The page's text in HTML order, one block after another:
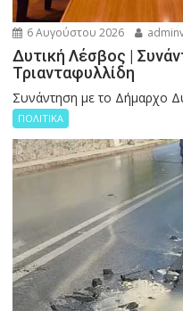
6 Αυγούστου 2026
Δυτική Λέσβος |
Τριανταφυλλίδη
Συνάντηση με το Δήμαρχο
ΠΟΛΙΤΙΚΑ